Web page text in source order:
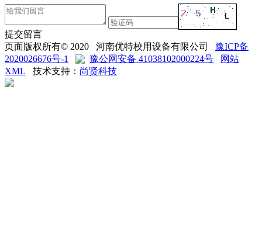
提交留言
页面版权所有© 2020 河南优特校用设备有限公司 豫ICP备
2020026676号-1
豫公网安备 41038102000224号
网站
XML 技术支持： 尚贤科技